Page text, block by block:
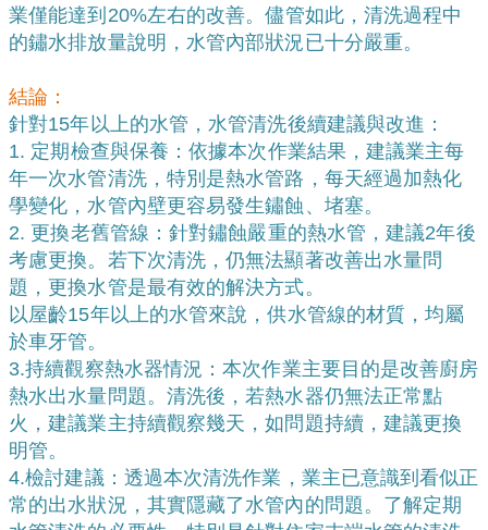
業僅能達到20%左右的改善。儘管如此，清洗過程中
的鏽水排放量說明，水管內部狀況已十分嚴重。
結論：
針對15年以上的水管，水管清洗後續建議與改進：
1. 定期檢查與保養：依據本次作業結果，建議業主每
年一次水管清洗，特別是熱水管路，每天經過加熱化
學變化，水管內壁更容易發生鏽蝕、堵塞。
2. 更換老舊管線：針對鏽蝕嚴重的熱水管，建議2年後
考慮更換。若下次清洗，仍無法顯著改善出水量問
題，更換水管是最有效的解決方式。
以屋齡15年以上的水管來說，供水管線的材質，均屬
於車牙管。
3.持續觀察熱水器情況：本次作業主要目的是改善廚房
熱水出水量問題。清洗後，若熱水器仍無法正常點
火，建議業主持續觀察幾天，如問題持續，建議更換
明管。
4.檢討建議：透過本次清洗作業，業主已意識到看似正
常的出水狀況，其實隱藏了水管內的問題。了解定期